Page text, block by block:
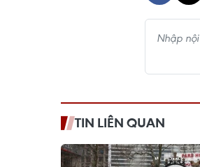
TIN LIÊN QUAN